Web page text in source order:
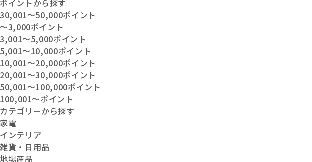
ポイントから探す
30,001〜50,000ポイント
〜3,000ポイント
3,001〜5,000ポイント
5,001〜10,000ポイント
10,001〜20,000ポイント
20,001〜30,000ポイント
50,001〜100,000ポイント
100,001〜ポイント
カテゴリーから探す
家電
インテリア
雑貨・日用品
地場産品